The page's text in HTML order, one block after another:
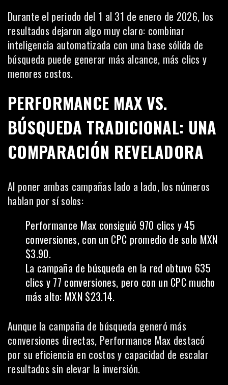
Durante el periodo del 1 al 31 de enero de 2026, los
resultados dejaron algo muy claro: combinar
inteligencia automatizada con una base sólida de
búsqueda puede generar más alcance, más clics y
menores costos.
PERFORMANCE MAX VS.
BÚSQUEDA TRADICIONAL: UNA
COMPARACIÓN REVELADORA
Al poner ambas campañas lado a lado, los números
hablan por sí solos:
Performance Max consiguió 970 clics y 45
conversiones, con un CPC promedio de solo MXN
$3.90.
La campaña de búsqueda en la red obtuvo 635
clics y 77 conversiones, pero con un CPC mucho
más alto: MXN $23.14.
Aunque la campaña de búsqueda generó más
conversiones directas, Performance Max destacó
por su eficiencia en costos y capacidad de escalar
resultados sin elevar la inversión.